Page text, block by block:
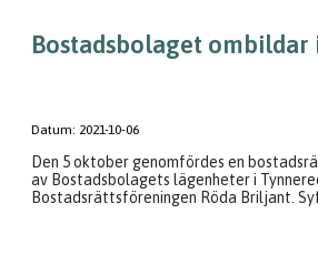
Bostadsbolaget ombildar
Datum: 2021-10-06
Den 5 oktober genomfördes en
av Bostadsbolagets lägenheter i
Bostadsrättsföreningen Röda Briljant.